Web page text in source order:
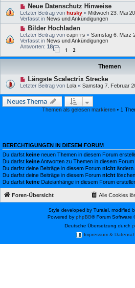
Neue Datenschutz Hinweise
Letzter Beitrag von husky « Mittwoch 23. Mai
Verfasst in News und Ankündigungen
Bilder Hochladen
Letzter Beitrag von capri-rs « Samstag 6. März
Verfasst in News und Ankündigungen
Antworten: 18
1 2
Themen
Längste Scalectrix Strecke
Letzter Beitrag von Lola « Samstag 7. Februar
Neues Thema
Themen als gelesen markieren • 1
BERECHTIGUNGEN IN DIESEM FORUM
Du darfst keine neuen Themen in diesem Forum
Du darfst keineAntworten zu Themen in diesem Forum
Du darfst deine Beiträge in diesem Forum nicht ändern.
Du darfst deine Beiträge in diesem Forum nicht löschen.
Du darfst keine Dateianhänge in diesem Forum
Foren-Übersicht Alle Cookies
Style developed by Turaiel, modified
Powered by phpBB® Forum Software
Deutsche Übersetzung durch
Impressum &